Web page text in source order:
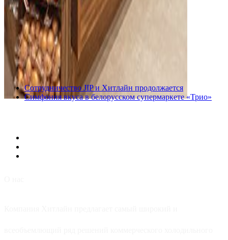
Сотрудничество JIP и Хитлайн продолжается
Симфония вкуса в белорусском супермаркете «Трио»